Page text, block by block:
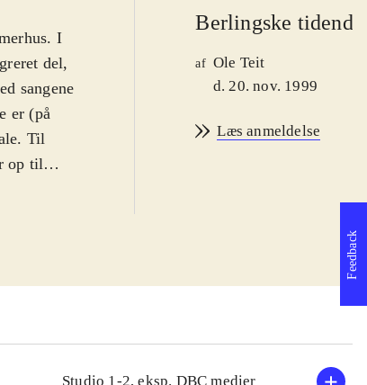
I
del,
sangene
er (på
Til
op til
så hun
er
kun få
Berlingske tidende
af Ole Teit
d. 20. nov. 1999
Læs anmeldelse
Studio 1-2, eksp. DBC medier
Feedback